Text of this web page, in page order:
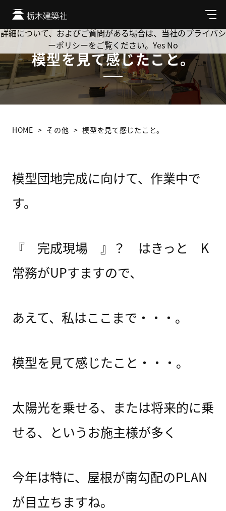
メ
ニ
ュ
模型を見て感じたこと。
HOME その他 模型を見て感じたこと。
模型団地完成に向けて、作業中で
す。
『 完成現場 』？ はきっと K
常務がUPすますので、
あえて、私はここまで・・・。
模型を見て感じたこと・・・。
太陽光を乗せる、または将来的に乗
せる、というお施主様が多く
今年は特に、屋根が南勾配のPLAN
が目立ちますね。
Cookie を使用して、お客様の活動を追跡してもよろしいです
か? 当社ではお客様のプライバシーを極めて重視しています。
詳細について、およびご質問がある場合は、当社のプライバシ
ーポリシーをご覧ください。 Yes No